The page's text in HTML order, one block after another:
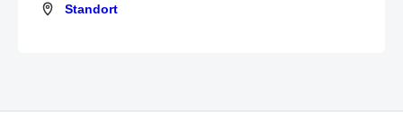
Standort
Standort